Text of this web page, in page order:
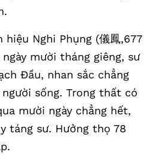
Nghi Phụng (儀鳳,677
mười tháng giêng, sư
Đầu, nhan sắc chẳng
sống. Trong thất có
mười ngày chẳng hết,
táng sư. Hưởng thọ 78